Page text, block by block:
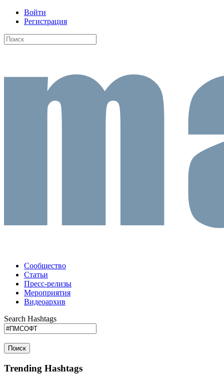
Войти
Регистрация
Сообщество
Статьи
Пресс-релизы
Мероприятия
Видеоархив
Search Hashtags
Поиск
Trending Hashtags